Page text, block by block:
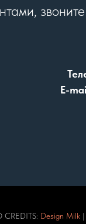
E-
CREDITS: Design Milk |